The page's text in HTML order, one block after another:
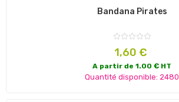
Bandana Pirates
Prix
1,60 €
A partir de 1.00 € HT
Quantité disponible: 2480